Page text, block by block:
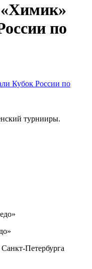
по
турнииры.
Петербурга